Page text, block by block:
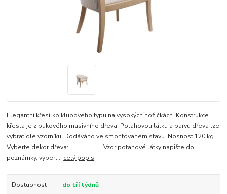
Elegantní křesílko klubového typu na vysokých nožičkách. Konstrukce
křesla je z bukového masivního dřeva. Potahovou látku a barvu dřeva lze
vybrat dle vzorníku. Dodáváno ve smontovaném stavu. Nosnost 120 kg.
Vyberte dekor dřeva: Vzor potahové látky napište do
poznámky, vybert... celý popis
Dostupnost
do tří týdnů